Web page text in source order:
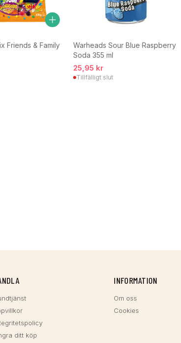
Friends & Family
Warheads Sour Blue Raspberry
Soda 355 ml
25,95 kr
Tillfälligt slut
ditt köp
INFORMATION
Om oss
Cookies